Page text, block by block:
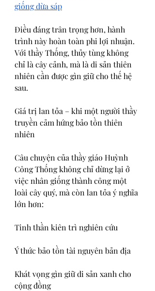
giống dừa sáp
Điều đáng trân trọng hơn, hành
trình này hoàn toàn phi lợi nhuận.
Với thầy Thống, thủy tùng không
chỉ là cây cảnh, mà là di sản thiên
nhiên cần được gìn giữ cho thế hệ
sau.
Giá trị lan tỏa – khi một người thầy
truyền cảm hứng bảo tồn thiên
nhiên
Câu chuyện của thầy giáo Huỳnh
Công Thống không chỉ dừng lại ở
việc nhân giống thành công một
loài cây quý, mà còn lan tỏa ý nghĩa
lớn hơn:
Tinh thần kiên trì nghiên cứu
Ý thức bảo tồn tài nguyên bản địa
Khát vọng gìn giữ di sản xanh cho
cộng đồng